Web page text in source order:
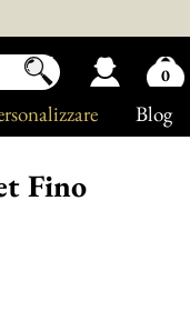
Blog
Fino
0